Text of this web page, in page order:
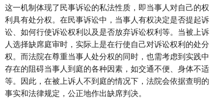
这一机制体现了民事诉讼的私法性质，即当事人对自己的权
利具有处分权。在民事诉讼中，当事人有权决定是否提起诉
讼、如何行使诉讼权利以及是否放弃诉讼权利等。当被上诉
人选择缺席庭审时，实际上是在行使自己对诉讼权利的处分
权。而法院在尊重当事人处分权的同时，也需考虑到实践中
存在的阻碍当事人到庭的各种因素，如交通不便、身体不适
等。因此，在被上诉人不到庭的情况下，法院会依据查明的
事实和法律规定，公正地作出缺席判决。